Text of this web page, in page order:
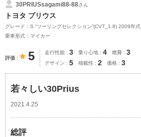
30PRIUSsagami88-88さん
トヨタ プリウス
グレード：S “ツーリングセレクション”(CVT_1.8) 2009年式
乗車形式：マイカー
評価 5 走行性能 3 乗り心地 4 燃費 3
デザイン 5 積載性 2 価格 3
若々しい30Prius
2021.4.25
総評